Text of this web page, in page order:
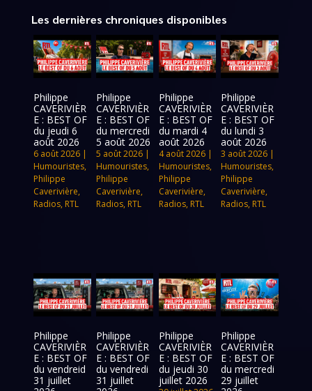
Les dernières chroniques disponibles
Philippe
CAVERIVIÈR
E : BEST OF
du jeudi 6
août 2026
6 août 2026 |
Humouristes,
Philippe
Caverivière,
Radios, RTL
Philippe
CAVERIVIÈR
E : BEST OF
du mercredi
5 août 2026
5 août 2026|
Humouristes,
Philippe
Caverivière,
Radios, RTL
Philippe
CAVERIVIÈR
E : BEST OF
du mardi 4
août 2026
4 août 2026|
Humouristes,
Philippe
Caverivière,
Radios, RTL
Philippe
CAVERIVIÈR
E : BEST OF
du lundi 3
août 2026
3 août 2026 |
Humouristes,
Philippe
Caverivière,
Radios, RTL
Philippe
CAVERIVIÈR
E : BEST OF
du vendreid
31 juillet
Philippe
CAVERIVIÈR
E : BEST OF
du vendredi
31 juillet
Philippe
CAVERIVIÈR
E : BEST OF
du jeudi 30
juillet 2026
Philippe
CAVERIVIÈR
E : BEST OF
du mercredi
29 juillet